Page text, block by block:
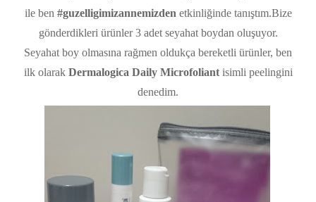
ile ben #guzelligimizannemizden etkinliğinde tanıştım.Bize
gönderdikleri ürünler 3 adet seyahat boydan oluşuyor.
Seyahat boy olmasına rağmen oldukça bereketli ürünler, ben
ilk olarak Dermalogica Daily Microfoliant isimli peelingini
denedim.